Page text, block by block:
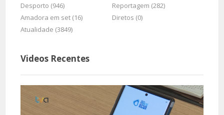
Desporto (946)
Reportagem (282)
Amadora em set (16)
Diretos (0)
Atualidade (3849)
Videos Recentes